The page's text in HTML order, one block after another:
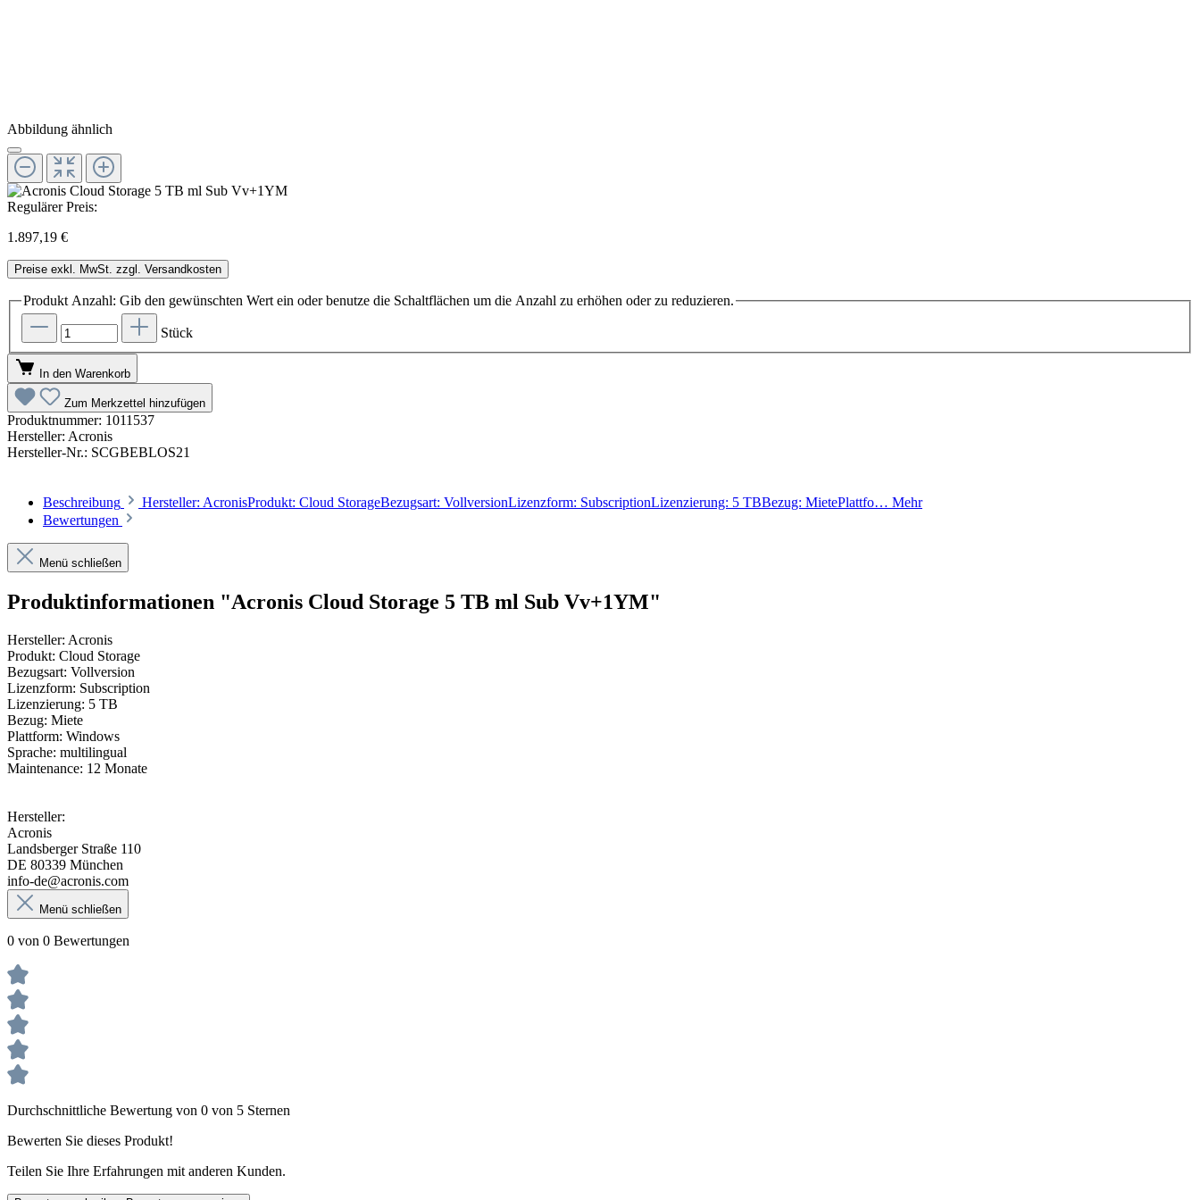
Abbildung ähnlich
Regulärer Preis:
1.897,19 €
Preise exkl. MwSt. zzgl. Versandkosten
Produkt Anzahl: Gib den gewünschten Wert ein oder benutze die Schaltflächen um die Anzahl zu erhöhen oder zu reduzieren.
Stück
In den Warenkorb
Zum Merkzettel hinzufügen
Produktnummer: 1011537
Hersteller: Acronis
Hersteller-Nr.: SCGBEBLOS21
Beschreibung Hersteller: AcronisProdukt: Cloud StorageBezugsart: VollversionLizenzform: SubscriptionLizenzierung: 5 TBBezug: MietePlattfo… Mehr
Bewertungen
Menü schließen
Produktinformationen "Acronis Cloud Storage 5 TB ml Sub Vv+1YM"
Hersteller: Acronis
Produkt: Cloud Storage
Bezugsart: Vollversion
Lizenzform: Subscription
Lizenzierung: 5 TB
Bezug: Miete
Plattform: Windows
Sprache: multilingual
Maintenance: 12 Monate
Hersteller:
Acronis
Landsberger Straße 110
DE 80339 München
info-de@acronis.com
Menü schließen
0 von 0 Bewertungen
Durchschnittliche Bewertung von 0 von 5 Sternen
Bewerten Sie dieses Produkt!
Teilen Sie Ihre Erfahrungen mit anderen Kunden.